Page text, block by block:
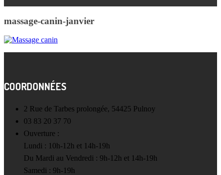
massage-canin-janvier
COORDONNÉES
2 Rue de Tarbes prolongée, 54425 Pulnoy
03 83 20 37 70
Ouverture :
Lundi : 10h-12h et 14h-19h
Du Mardi au Vendredi : 9h-12h et 14h-19h
Samedi : 9h-19h